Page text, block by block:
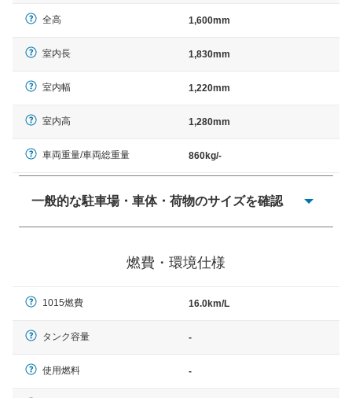
全高 1,600mm
室内長 1,830mm
室内幅 1,220mm
室内高 1,280mm
車両重量/車両総重量 860kg/-
一般的な駐車場・車体・荷物のサイズを確認
× 長さ 5,000mm 車路幅 5,000mmというサイズが標準値
燃費・環境仕様
1015燃費 16.0km/L
タンク容量 -
使用燃料 -